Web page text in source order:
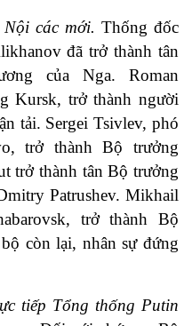
các mới. Thống đốc
đã trở thành tân
của Nga. Roman
Kursk, trở thành người
tải. Sergei Tsivlev, phó
trở thành Bộ trưởng
trở thành tân Bộ trưởng
Patrushev. Mikhail
trở thành Bộ
còn lại, nhân sự đứng
tiếp Tổng thống Putin